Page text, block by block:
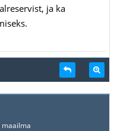
ja ka
maailma